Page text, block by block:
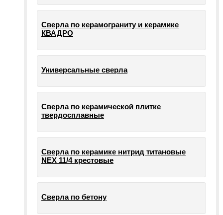
Сверла по керамограниту и керамике
КВАДРО
Универсальные сверла
Сверла по керамической плитке
твердосплавные
Сверла по керамике нитрид титановые
NEX 11/4 крестовые
Сверла по бетону